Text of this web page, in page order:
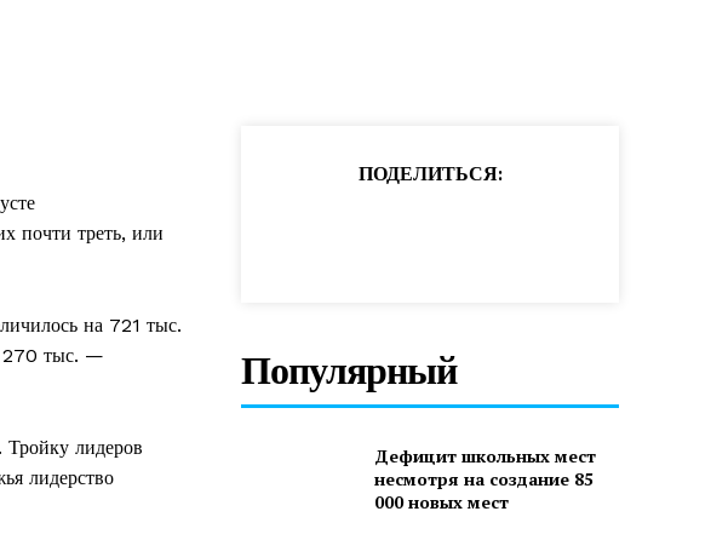
почти треть, или
на 721 тыс.
270 тыс. —
Тройку лидеров
лидерство
ПОДЕЛИТЬСЯ:
Популярный
Дефицит школьных мест
несмотря на создание 85
000 новых мест